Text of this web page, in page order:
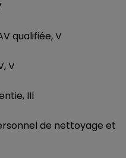
qualifiée, V
V
III
de nettoyage et